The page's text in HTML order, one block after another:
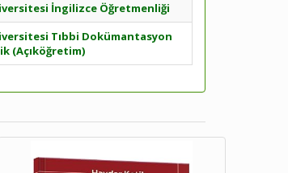
İngilizce Öğretmenliği
Tıbbi Dokümantasyon
(Açıköğretim)